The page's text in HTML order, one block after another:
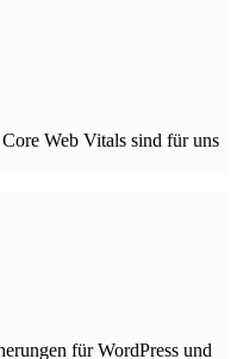
Web Vitals sind für uns
für WordPress und